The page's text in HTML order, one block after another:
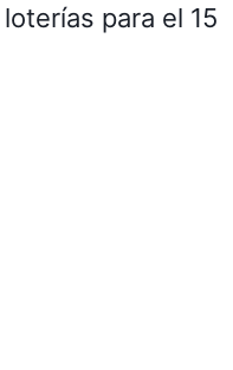
para el 15